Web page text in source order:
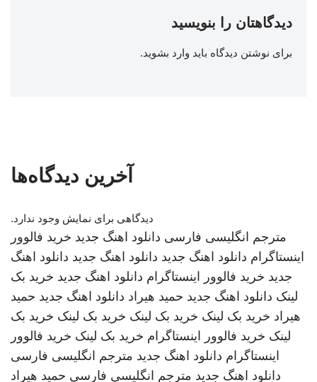
دیدگاهتان را بنویسید
برای نوشتن دیدگاه باید وارد بشوید.
آخرین دیدگاه‌ها
دیدگاهی برای نمایش وجود ندارد.
مترجم انگلیسی فارسی دانلود اهنگ جدید خرید فالوور
اینستاگرام دانلود اهنگ جدید دانلود اهنگ جدید دانلود اهنگ
جدید خرید فالوور اینستاگرام دانلود اهنگ جدید خرید بک
لینک دانلود اهنگ جدید حمید هیراد دانلود اهنگ جدید حمید
هیراد خرید بک لینک خرید بک لینک خرید بک لینک خرید بک
لینک خرید فالوور اینستاگرام خرید بک لینک خرید فالوور
اینستاگرام دانلود اهنگ جدید مترجم انگلیسی فارسی
دانلود اهنگ جدید مترجم انگلیسی فارسی حمید هیراد